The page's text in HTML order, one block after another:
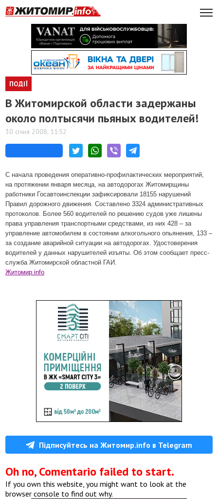
ПОДІЇ
В Житомирской области задержаны
около полтысячи пьяных водителей!
30 січня 2008, 11:52
С начала проведения оперативно-профилактических мероприятий,
на протяжении января месяца, на автодорогах Житомирщины
работники Госавтоинспекции зафиксировали 18155 нарушений
Правил дорожного движения. Составлено 3324 административных
протоколов. Более 560 водителей по решению судов уже лишены
права управления транспортными средствами, из них 428 – за
управление автомобилем в состоянии алкогольного опьянения, 133 –
за создание аварийной ситуации на автодорогах. Удостоверения
водителей у данных нарушителей изъяты. Об этом сообщает пресс-
служба Житомирской областной ГАИ.
Житомир.info
Підписуйтесь на Житомир.info в Telegram
Oh no, Comentario failed to start.
If you own this website, you might want to look at the
browser console to find out why.